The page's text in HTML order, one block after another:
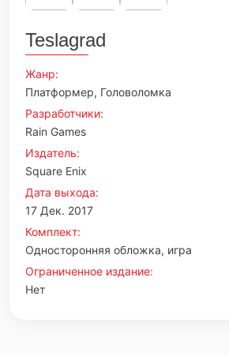
Teslagrad
Жанр:
Платформер, Головоломка
Разработчики:
Rain Games
Издатель:
Square Enix
Дата выхода:
17 Дек. 2017
Комплект:
Односторонняя обложка, игра
Ограниченное издание:
Нет